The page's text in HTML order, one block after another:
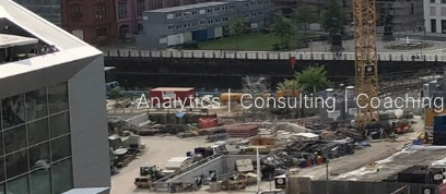
Analytics | Consulting | Coaching